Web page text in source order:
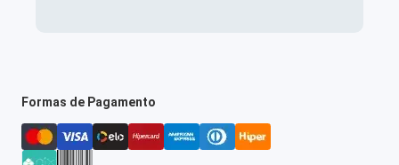
Formas de Pagamento